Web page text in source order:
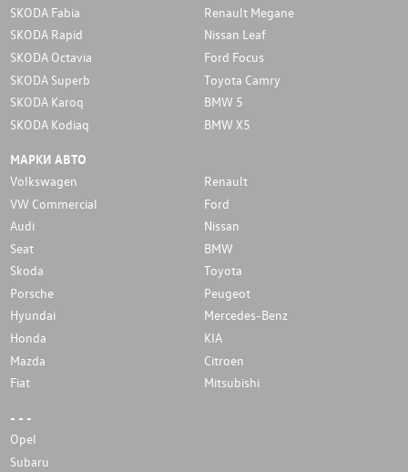
SKODA Fabia
SKODA Rapid
SKODA Octavia
SKODA Superb
SKODA Karoq
SKODA Kodiaq
Renault Megane
Nissan Leaf
Ford Focus
Toyota Camry
BMW 5
BMW X5
МАРКИ АВТО
Volkswagen
Renault
VW Commercial
Ford
Audi
Nissan
Seat
BMW
Skoda
Toyota
Porsche
Peugeot
Hyundai
Mercedes-Benz
Honda
KIA
Mazda
Citroen
Fiat
Mitsubishi
- - -
Opel
Subaru